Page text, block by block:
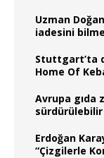
Uzman
iadesini
Stuttgart’ta
Home Of
Avrupa gıda
Erdoğan
“Çizgilerle